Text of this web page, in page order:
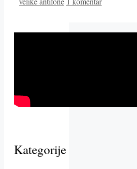
Kategorije